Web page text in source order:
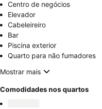
Centro de negócios
Elevador
Cabeleireiro
Bar
Piscina exterior
Quarto para não fumadores
Mostrar mais
Comodidades nos quartos